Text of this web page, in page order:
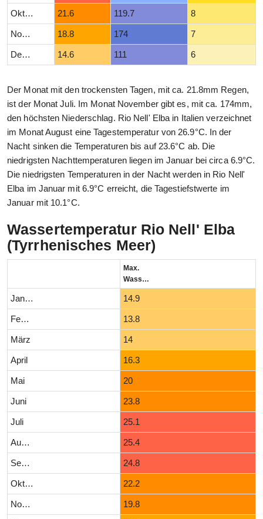
Oktober 21.6 119.7 8
November 18.8 174 7
Dezember 14.6 111 6
Der Monat mit den trockensten Tagen, mit ca. 21.8mm Regen,
ist der Monat Juli. Im Monat November gibt es, mit ca. 174mm,
den höchsten Niederschlag. Rio Nell' Elba in Italien verzeichnet
im Monat August eine Tagestemperatur von 26.9°C. In der
Nacht sinken die Temperaturen bis auf 23.6°C ab. Die
niedrigsten Nachttemperaturen liegen im Januar bei circa 6.9°C.
Die niedrigsten Temperaturen in der Nacht werden in Rio Nell'
Elba im Januar mit 6.9°C erreicht, die Tagestiefstwerte im
Januar mit 10.1°C.
Wassertemperatur Rio Nell' Elba
(Tyrrhenisches Meer)
Max.
Wassertemperatur (°C)
Januar 14.9
Februar 13.8
März 14
April 16.3
Mai 20
Juni 23.8
Juli 25.1
August 25.4
September 24.8
Oktober 22.2
November 19.8